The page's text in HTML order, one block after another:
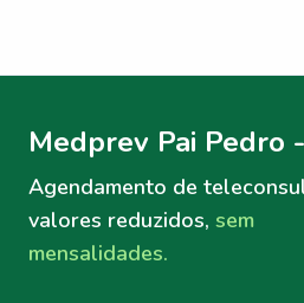
Medprev Pai Pedro
Agendamento de
valores reduzidos, sem
mensalidades.